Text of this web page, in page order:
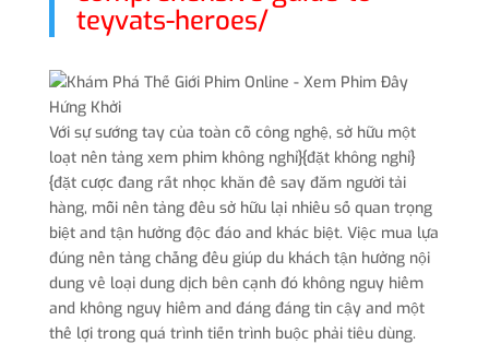
teyvats-heroes/
Với sự sướng tay của toàn cỗ công nghệ, sở hữu một
loạt nền tảng xem phim không nghỉ}{đặt không nghỉ}
{đặt cược đang rất nhọc khăn để say đắm người tải
hàng, mỗi nền tảng đều sở hữu lại nhiều số quan trọng
biệt and tận hưởng độc đáo and khác biệt. Việc mua lựa
đúng nền tảng chẳng đều giúp du khách tận hưởng nội
dung về loại dung dịch bên cạnh đó không nguy hiểm
and không nguy hiểm and đáng đáng tin cậy and một
thể lợi trong quá trình tiến trình buộc phải tiêu dùng.